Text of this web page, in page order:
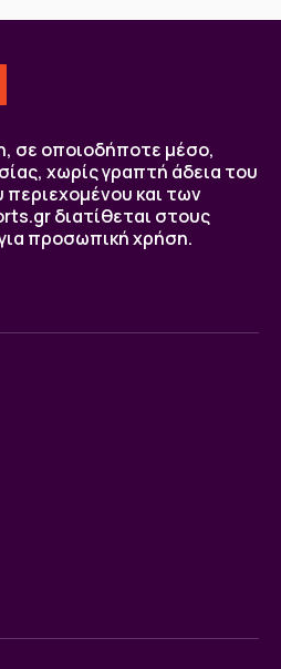
σε οποιοδήποτε μέσο,
χωρίς γραπτή άδεια του
και των
διατίθεται στους
προσωπική χρήση.